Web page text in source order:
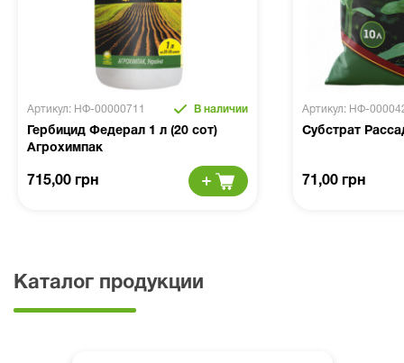
Артикул: НФ-00000711 В наличии
Гербицид Федерал 1 л (20 сот)
Агрохимпак
715,00 грн
Артикул: НФ-
Субстрат
71,00 грн
Каталог продукции